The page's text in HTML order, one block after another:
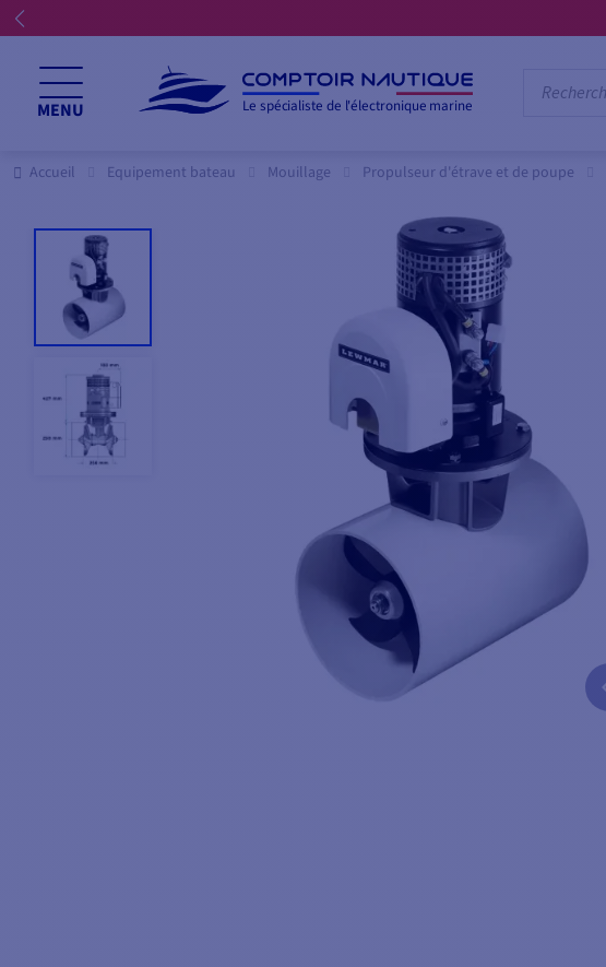
MENU Le spécialiste de l'électronique marine
Accueil Equipement bateau Mouillage Propulseur d'étrave et de poupe